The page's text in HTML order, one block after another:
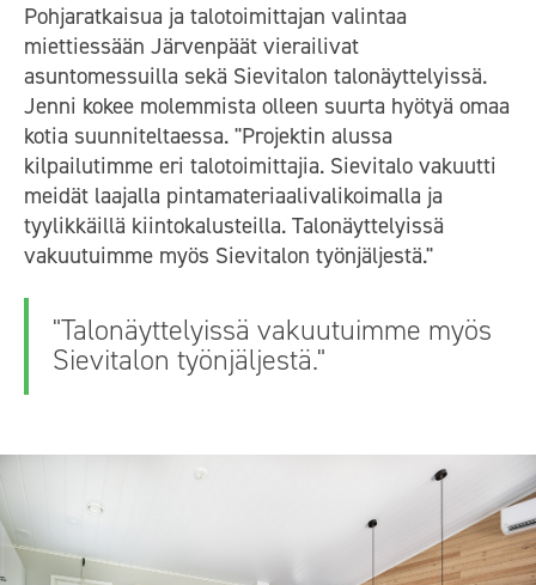
Pohjaratkaisua ja talotoimittajan valintaa
miettiessään Järvenpäät vierailivat
asuntomessuilla sekä Sievitalon talonäyttelyissä.
Jenni kokee molemmista olleen suurta hyötyä omaa
kotia suunniteltaessa. "Projektin alussa
kilpailutimme eri talotoimittajia. Sievitalo vakuutti
meidät laajalla pintamateriaalivalikoimalla ja
tyylikkäillä kiintokalusteilla. Talonäyttelyissä
vakuutuimme myös Sievitalon työnjäljestä."
"Talonäyttelyissä vakuutuimme myös
Sievitalon työnjäljestä."